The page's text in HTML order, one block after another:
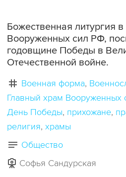
Божественная литургия
Вооруженных сил РФ,
годовщине Победы в
Отечественной войне.
Военная форма
Главный храм Вооруженных
День Победы прихожане
религия храмы
Общество
Софья Сандурская